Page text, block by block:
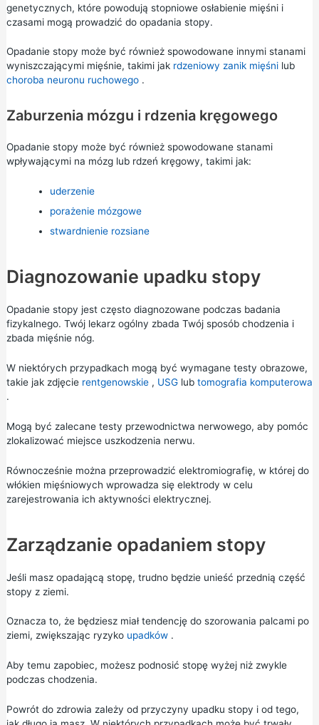
genetycznych, które powodują stopniowe osłabienie mięśni i
czasami mogą prowadzić do opadania stopy.
Opadanie stopy może być również spowodowane innymi stanami
wyniszczającymi mięśnie, takimi jak rdzeniowy zanik mięśnilub
choroba neuronu ruchowego.
Zaburzenia mózgu i rdzenia kręgowego
Opadanie stopy może być również spowodowane stanami
wpływającymi na mózg lub rdzeń kręgowy, takimi jak:
uderzenie
porażenie mózgowe
stwardnienie rozsiane
Diagnozowanie upadku stopy
Opadanie stopy jest często diagnozowane podczas badania
fizykalnego. Twój lekarz ogólny zbada Twój sposób chodzenia i
zbada mięśnie nóg.
W niektórych przypadkach mogą być wymagane testy obrazowe,
takie jak zdjęcie rentgenowskie, USGlub tomografia komputerowa
.
Mogą być zalecane testy przewodnictwa nerwowego, aby pomóc
zlokalizować miejsce uszkodzenia nerwu.
Równocześnie można przeprowadzić elektromiografię, w której do
włókien mięśniowych wprowadza się elektrody w celu
zarejestrowania ich aktywności elektrycznej.
Zarządzanie opadaniem stopy
Jeśli masz opadającą stopę, trudno będzie unieść przednią część
stopy z ziemi.
Oznacza to, że będziesz miał tendencję do szorowania palcami po
ziemi, zwiększając ryzyko upadków.
Aby temu zapobiec, możesz podnosić stopę wyżej niż zwykle
podczas chodzenia.
Powrót do zdrowia zależy od przyczyny upadku stopy i od tego,